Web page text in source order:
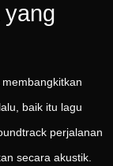
baik itu lagu
perjalanan
secara akustik.